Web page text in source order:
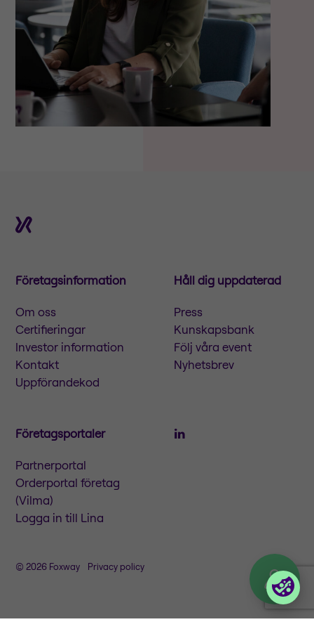
Företagsinformation
Om oss
Certifieringar
Investor information
Kontakt
Uppförandekod
Håll dig uppdaterad
Press
Kunskapsbank
Följ våra event
Nyhetsbrev
Företagsportaler
Partnerportal
Orderportal företag
(Vilma)
Logga in till Lina
© 2026 Foxway Privacy policy